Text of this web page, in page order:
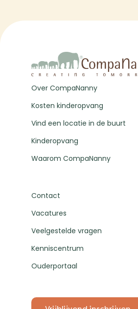
Over CompaNanny
Kosten kinderopvang
Vind een locatie in de buurt
Kinderopvang
Waarom CompaNanny
Contact
Vacatures
Veelgestelde vragen
Kenniscentrum
Ouderportaal